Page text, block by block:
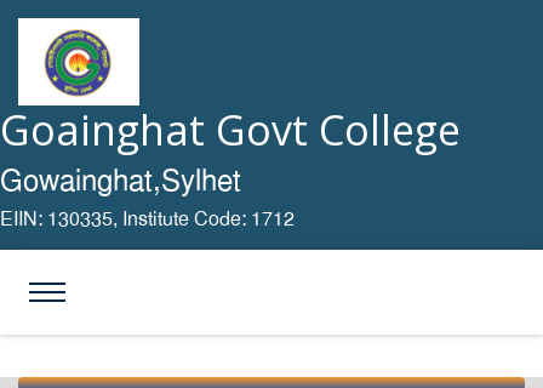
Goainghat Govt College
Gowainghat,Sylhet
EIIN: 130335, Institute Code: 1712